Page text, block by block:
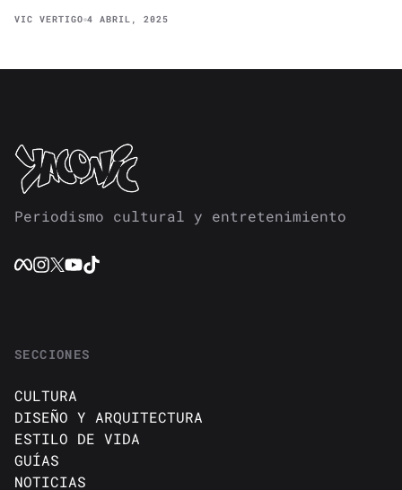
VIC VERTIGO 4 ABRIL, 2025
Periodismo cultural y entretenimiento
SECCIONES
CULTURA
DISEÑO Y ARQUITECTURA
ESTILO DE VIDA
GUÍAS
NOTICIAS